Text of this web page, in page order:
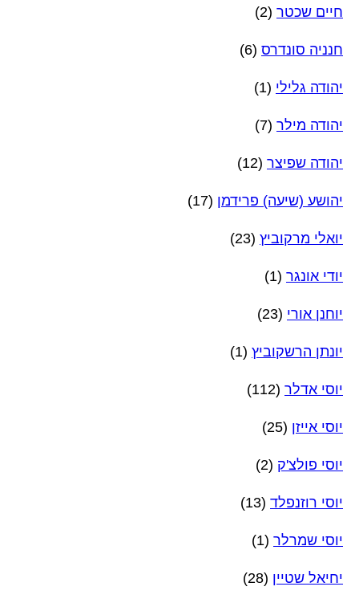
חיים שכטר (2)
חנניה סונדרס (6)
יהודה גלילי (1)
יהודה מילר (7)
יהודה שפיצר (12)
יהושע (שיעה) פרידמן (17)
יואלי מרקוביץ (23)
יודי אונגר (1)
יוחנן אורי (23)
יונתן הרשקוביץ (1)
יוסי אדלר (112)
יוסי אייזן (25)
יוסי פולצ'ק (2)
יוסי רוזנפלד (13)
יוסי שמרלר (1)
יחיאל שטיין (28)